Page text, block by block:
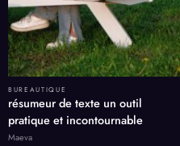
BUREAUTIQUE
résumeur de texte un outil
pratique et incontournable
Maeva